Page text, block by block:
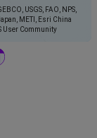
USGS, FAO, NPS,
METI, Esri China
User Community